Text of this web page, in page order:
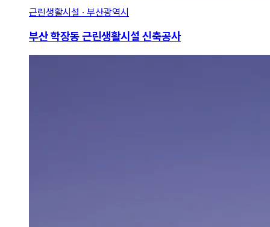
근린생활시설 · 부산광역시
부산 학장동 근린생활시설 신축공사